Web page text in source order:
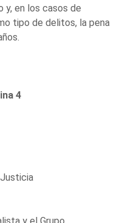
y, en los casos de
tipo de delitos, la pena
4
y el Grupo